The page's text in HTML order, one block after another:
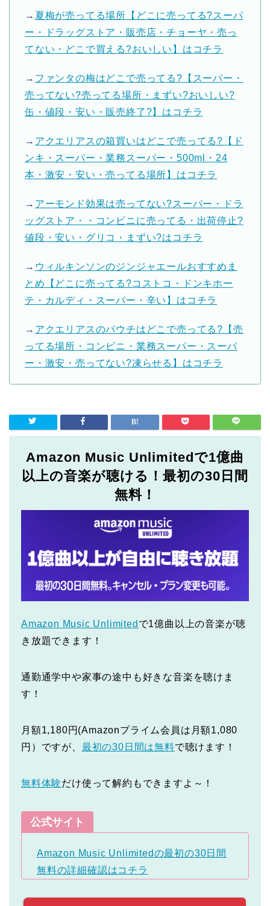
→ 夏梅が売ってる場所【どこに売ってる?スーパ
ー・ドラッグストア・販売店・チョーヤ・売っ
てない・どこで買える?おいしい】はコチラ
→ ファンタの梅はどこで売ってる?【スーパー・
売ってない?売ってる場所・まずい?おいしい?
缶・値段・安い・販売終了?】はコチラ
→ アクエリアスの箱買いはどこで売ってる?【ド
ンキ・スーパー・業務スーパー・500ml・24
本・激安・安い・売ってる場所】はコチラ
→ アーモンド効果は売ってない?スーパー・ドラ
ッグストア・・コンビニに売ってる・出荷停止?
値段・安い・グリコ・まずい?はコチラ
→ ウィルキンソンのジンジャエールおすすめま
とめ【どこに売ってる?コストコ・ドンキホー
テ・カルディ・スーパー・辛い】はコチラ
→ アクエリアスのパウチはどこで売ってる?【売
ってる場所・コンビニ・業務スーパー・スーパ
ー・激安・売ってない?凍らせる】はコチラ
Amazon Music Unlimitedで1億曲
以上の音楽が聴ける！最初の30日間
無料！
Amazon Music Unlimited で1億曲以上の音楽が聴
き放題できます！
通勤通学中や家事の途中も好きな音楽を聴けま
す！
月額1,180円(Amazonプライム会員は月額1,080
円）ですが、 最初の30日間は無料で聴けます！
無料体験だけ使って解約もできますよ～！
公式サイト
Amazon Music Unlimitedの最初の30日間
無料の詳細確認はコチラ